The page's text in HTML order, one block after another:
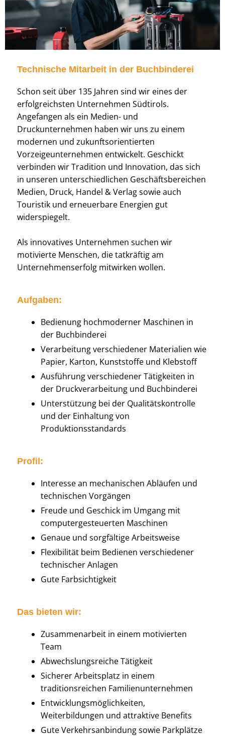
Technische Mitarbeit in der Buchbinderei
Schon seit über 135 Jahren sind wir eines der
erfolgreichsten Unternehmen Südtirols.
Angefangen als ein Medien- und
Druckunternehmen haben wir uns zu einem
modernen und zukunftsorientierten
Vorzeigeunternehmen entwickelt. Geschickt
verbinden wir Tradition und Innovation, das sich
in unseren unterschiedlichen Geschäftsbereichen
Medien, Druck, Handel & Verlag sowie auch
Touristik und erneuerbare Energien gut
widerspiegelt.
Als innovatives Unternehmen suchen wir
motivierte Menschen, die tatkräftig am
Unternehmenserfolg mitwirken wollen.
Aufgaben:
Bedienung hochmoderner Maschinen in
der Buchbinderei
Verarbeitung verschiedener Materialien wie
Papier, Karton, Kunststoffe und Klebstoff
Ausführung verschiedener Tätigkeiten in
der Druckverarbeitung und Buchbinderei
Unterstützung bei der Qualitätskontrolle
und der Einhaltung von
Produktionsstandards
Profil:
Interesse an mechanischen Abläufen und
technischen Vorgängen
Freude und Geschick im Umgang mit
computergesteuerten Maschinen
Genaue und sorgfältige Arbeitsweise
Flexibilität beim Bedienen verschiedener
technischer Anlagen
Gute Farbsichtigkeit
Das bieten wir:
Zusammenarbeit in einem motivierten
Team
Abwechslungsreiche Tätigkeit
Sicherer Arbeitsplatz in einem
traditionsreichen Familienunternehmen
Entwicklungsmöglichkeiten,
Weiterbildungen und attraktive Benefits
Gute Verkehrsanbindung sowie Parkplätze